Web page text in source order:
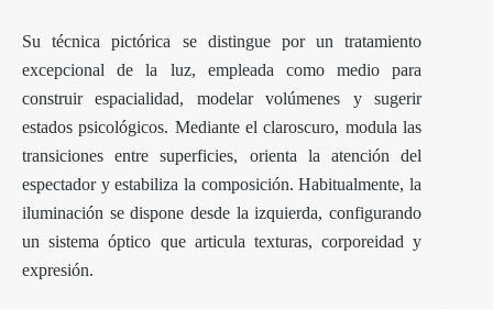
Su técnica pictórica se distingue por un tratamiento
excepcional de la luz, empleada como medio para
construir espacialidad, modelar volúmenes y sugerir
estados psicológicos. Mediante el claroscuro, modula las
transiciones entre superficies, orienta la atención del
espectador y estabiliza la composición. Habitualmente, la
iluminación se dispone desde la izquierda, configurando
un sistema óptico que articula texturas, corporeidad y
expresión.